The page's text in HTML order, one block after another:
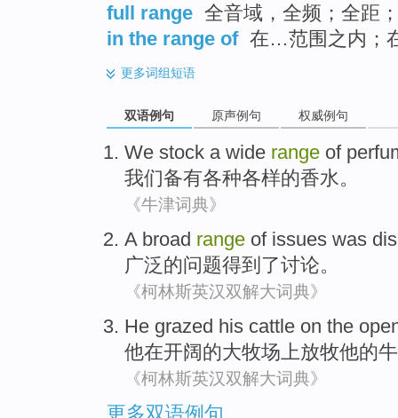
full range 全音域，全频；全距
in the range of 在…范围之内；
更多词组短语
双语例句 原声例句 权威例句
We stock a wide range of
我们备有各种各样的香水。
《牛津词典》
A broad range of issues was
广泛的问题得到 了讨论。
《柯林斯英汉双解大词典》
He grazed his cattle on the
他在开阔的大牧场上放牧他的
《柯林斯英汉双解大词典》
更多双语例句